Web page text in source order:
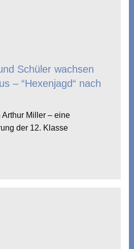
Schüler wachsen
– “Hexenjagd“ nach
Arthur Miller – eine
der 12. Klasse